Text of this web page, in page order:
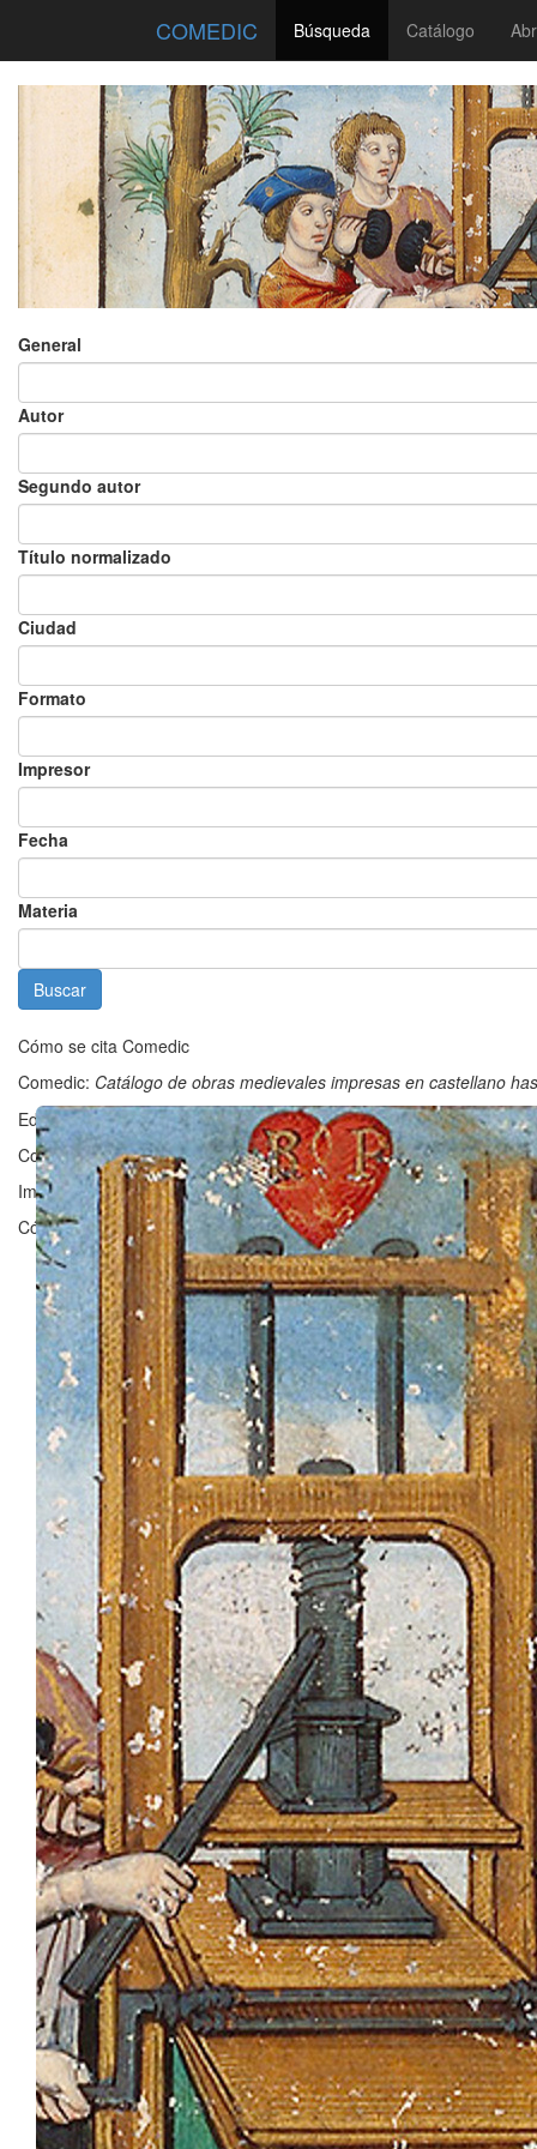
COMEDIC Búsqueda Catálogo
General
Autor
Segundo autor
Título normalizado
Ciudad
Formato
Impresor
Fecha
Materia
Cómo se cita Comedic
Comedic: Catálogo de obras medievales impresas en castellano
Editado en Zaragoza por ©Grupo Clarisel, Universidad de
Contacto:clarisel@unizar.es
Imagen ©Bibliothèque nationale de France
Código licenciado porFergus ReigbajoGNU Affero General Public